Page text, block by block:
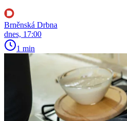
Brněnská Drbna
dnes, 17:00
1 min